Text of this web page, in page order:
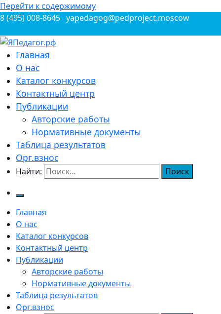
Перейти к содержимому
8 (495) 008-8645 yapedagog@pedproject.moscow
ЯПедагог.рф
Всероссийские конкурсы для педагогов
Главная
О нас
Каталог конкурсов
Контактный центр
Публикации
Авторские работы
Нормативные документы
Таблица результатов
Орг.взнос
Найти:
Главная
О нас
Каталог конкурсов
Контактный центр
Публикации
Авторские работы
Нормативные документы
Таблица результатов
Орг.взнос